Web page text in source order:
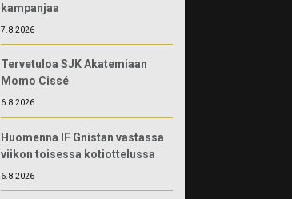
kampanjaa
7.8.2026
Tervetuloa SJK Akatemiaan
Momo Cissé
6.8.2026
Huomenna IF Gnistan vastassa
viikon toisessa kotiottelussa
6.8.2026